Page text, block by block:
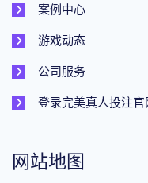
案例中心
游戏动态
公司服务
登录完美真人投注官
网站地图